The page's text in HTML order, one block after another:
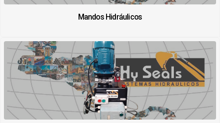
Mandos Hidráulicos